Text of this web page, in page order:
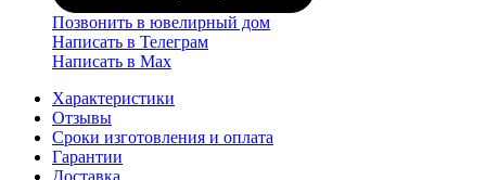
Позвонить в ювелирный дом
Написать в Телеграм
Написать в Мах
Характеристики
Отзывы
Сроки изготовления и оплата
Гарантии
Доставка